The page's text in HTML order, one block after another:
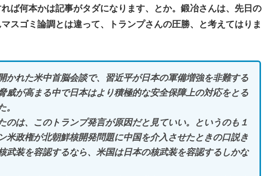
ば何本かは記事がタダになります、とか。鍛冶さんは、先日の
スゴミ論調とは違って、トランプさんの圧勝、と考えてはりま
かれた米中首脳会談で、習近平が日本の軍備増強を非難する
威が高まる中で日本はより積極的な安全保障上の対応をとる
。
のは、このトランプ発言が原因だと見ていい。というのも１
米政権が北朝鮮核開発問題に中国を介入させたときの口説き
武装を容認するなら、米国は日本の核武装を容認するしかな